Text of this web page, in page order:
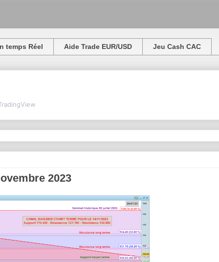
temps Réel Aide Trade EUR/USD Jeu Cash CAC
2023